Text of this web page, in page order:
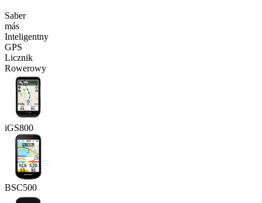
Saber
más
Inteligentny
GPS
Licznik
Rowerowy
iGS800
BSC500